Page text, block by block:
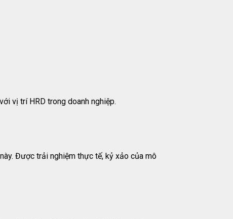
vị trí HRD trong doanh nghiệp.
Được trải nghiệm thực tế, kỷ xảo của mô